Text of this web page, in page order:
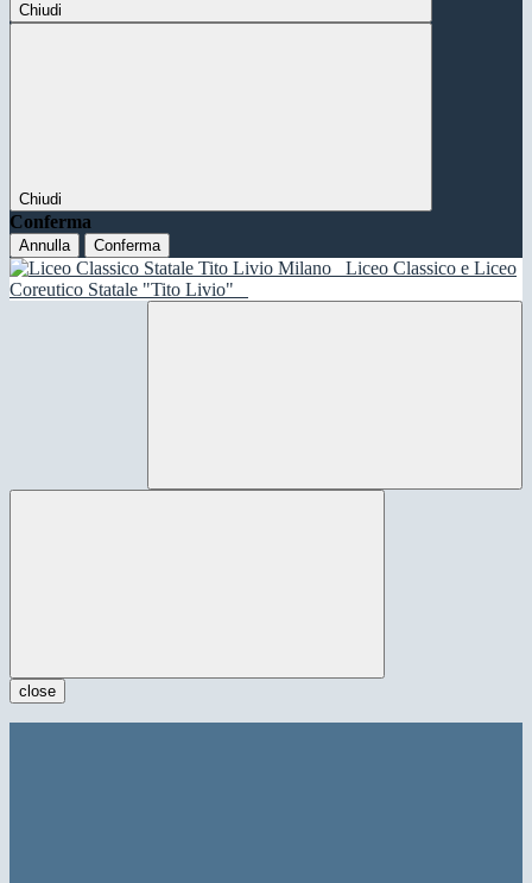
Chiudi
Chiudi
Conferma
Annulla Conferma
Liceo Classico e Liceo
Coreutico Statale "Tito Livio"
close